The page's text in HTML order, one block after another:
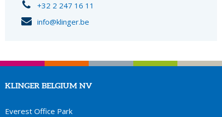
+32 2 247 16 11
info@klinger.be
KLINGER BELGIUM NV
Everest Office Park